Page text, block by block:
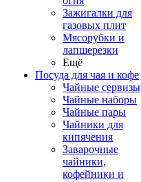
Зажигалки для
газовых плит
Мясорубки и
лапшерезки
Ещё
Посуда для чая и кофе
Чайные сервизы
Чайные наборы
Чайные пары
Чайники для
кипячения
Заварочные
чайники,
кофейники и